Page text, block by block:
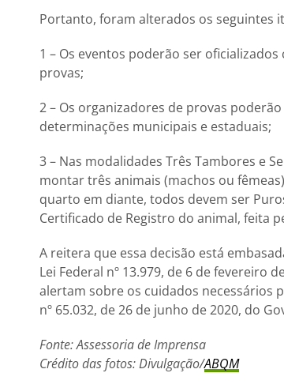
Portanto, foram alterados os seguintes
1 – Os eventos poderão ser
provas;
2 – Os organizadores de provas
determinações municipais e estaduais;
3 – Nas modalidades Três Tambores e
montar três animais (machos ou
quarto em diante, todos devem ser
Certificado de Registro do animal, feita
A reitera que essa decisão está
Lei Federal nº 13.979, de 6 de fevereiro
alertam sobre os cuidados necessários
nº 65.032, de 26 de junho de 2020, do
Fonte: Assessoria de Imprensa
Crédito das fotos: Divulgação/ABQM